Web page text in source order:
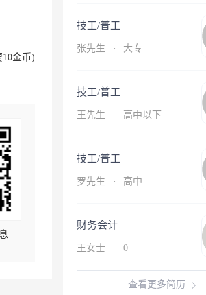
金币)
技工/普工
张先生 · 大专
技工/普工
王先生 · 高中以下
技工/普工
罗先生 · 高中
财务会计
王女士 · 0
查看更多简历